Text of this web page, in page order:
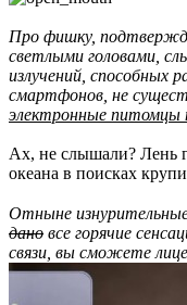
Про фишку,
светлыми головами,
излучений, способных
смартфонов, не
электронные питомцы
Ах, не слышали? Лень
океана в поисках
Отныне
дано все горячие
связи, вы сможете